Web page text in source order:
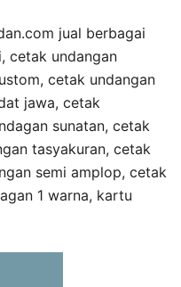
jual berbagai
cetak undangan
cetak undangan
jawa, cetak
sunatan, cetak
tasyakuran, cetak
semi amplop, cetak
1 warna, kartu